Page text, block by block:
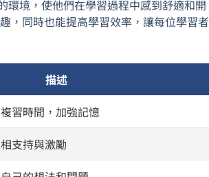
環境，使他們在學習過程中感到舒適和開
，同時也能提高學習效率，讓每位學習者
描述
習時間，加強記憶
支持與激勵